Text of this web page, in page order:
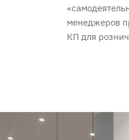
менеджеров
КП для